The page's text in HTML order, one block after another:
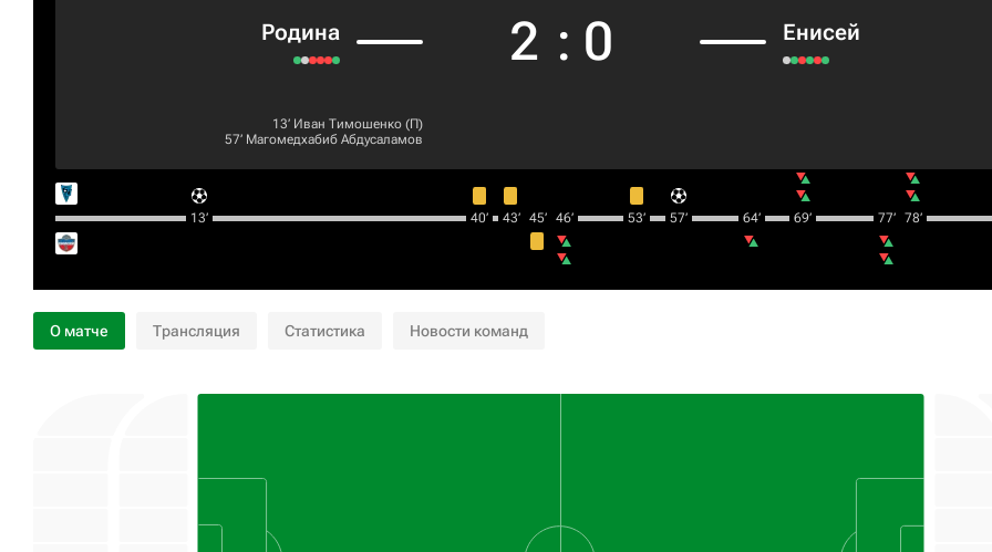
Родина 2 : 0 Енисей
13‎’‎ Иван Тимошенко (П)
57‎’‎ Магомедхабиб Абдусаламов
13‎’‎ 40‎’‎ 43‎’‎ 45‎’‎ 46‎’‎ 53‎’‎ 57‎’‎ 64‎’‎ 69‎’‎ 77‎’‎ 78‎’‎
О матче Трансляция Статистика Новости команд